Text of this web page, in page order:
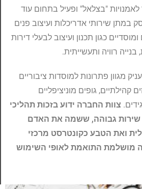
"בצלאל" ופעיל בתחום עוד
עוסק במתן שירותי אדריכלות ועיצוב פנים
כגון תכנון ועיצוב לבעלי דירות
רוויה ותעשייתית.
מגוון פתרונות למוסדות ציבוריים
קהילתיים, גופים מוניציפליים
צוות החברה ידוע בזכות תהליכי
שירות גבוהה, ששמה את האדם
ואת הטבע כקונטרסט מרכזי
מושלמת התואמת לאופי השימוש